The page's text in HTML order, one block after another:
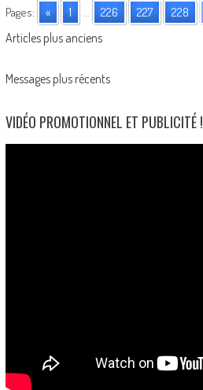
Pages: « 1 ... 226 227 228
Posts
navigation
Articles plus anciens
Messages plus récents
VIDÉO PROMOTIONNEL ET PUBLICITÉ !